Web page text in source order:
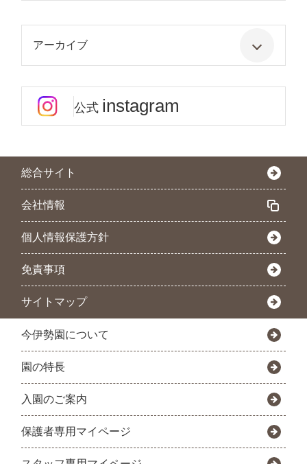
アーカイブ
公式 instagram
総合サイト
会社情報
個人情報保護方針
免責事項
サイトマップ
今伊勢園について
園の特長
入園のご案内
保護者専用マイページ